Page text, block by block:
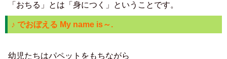
「おちる」とは「身につく」ということです。
♪ でおぼえる My name is～.
幼児たちはパペットをもちながら